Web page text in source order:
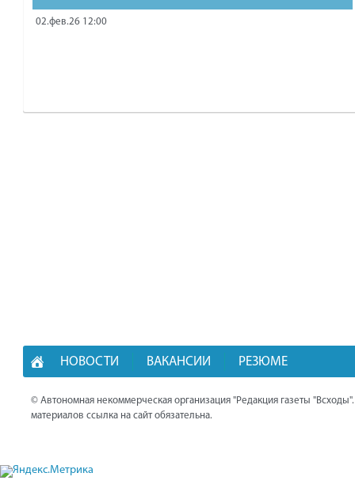
02.фев.26 12:00
НОВОСТИ ВАКАНСИИ РЕЗЮМЕ
© Автономная некоммерческая организация "Редакция газеты
материалов ссылка на сайт обязательна.